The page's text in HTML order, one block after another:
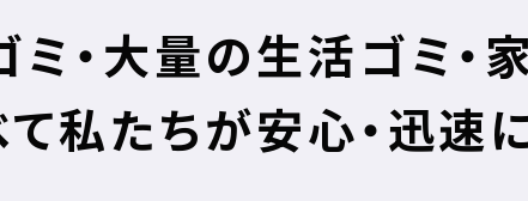
ミ・大量の生活ゴミ・
て私たちが安心・迅速